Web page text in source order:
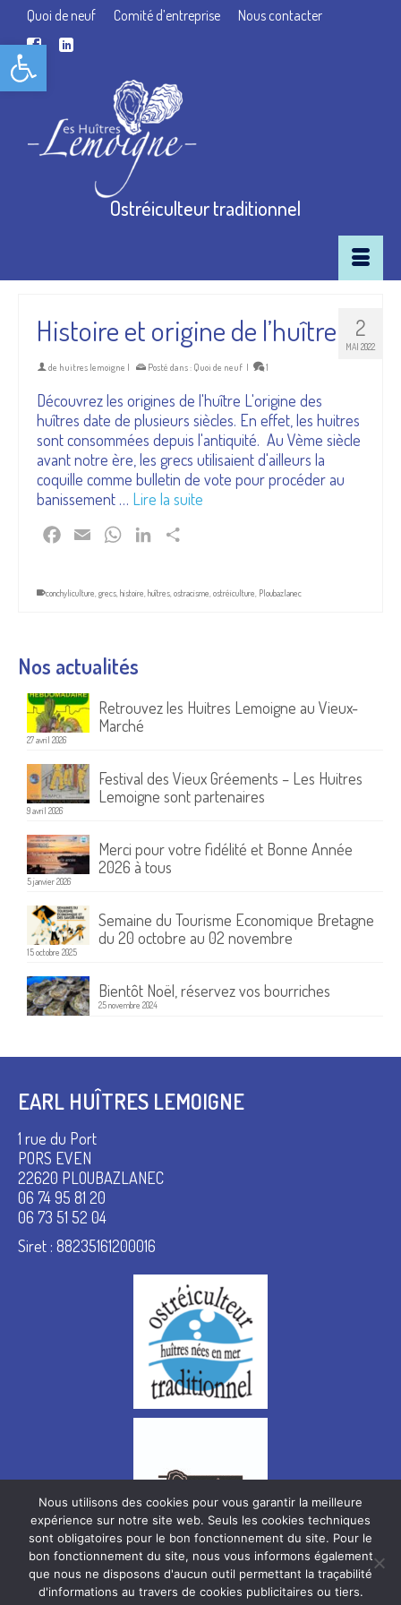
Ouvrir la barre d’outils
Quoi de neuf Comité d’entreprise Nous contacter
Ostréiculteur traditionnel
2
MAI 2022
Histoire et origine de l’huître
de huitres lemoigne | Posté dans : Quoi de neuf | 1
Découvrez les origines de l'huître L'origine des
huîtres date de plusieurs siècles. En effet, les huitres
sont consommées depuis l'antiquité. Au Vème siècle
avant notre ère, les grecs utilisaient d'ailleurs la
coquille comme bulletin de vote pour procéder au
banissement … Lire la suite
Facebook
Email WhatsApp
LinkedIn
conchyliculture grecs histoire huîtres ostracisme ostréiculture Ploubazlanec
Nos actualités
Retrouvez les Huitres Lemoigne au Vieux-
Marché
27 avril 2026
Festival des Vieux Gréements – Les Huitres
Lemoigne sont partenaires
9 avril 2026
Merci pour votre fidélité et Bonne Année
2026 à tous
5 janvier 2026
Semaine du Tourisme Economique Bretagne
du 20 octobre au 02 novembre
15 octobre 2025
Bientôt Noël, réservez vos bourriches
25 novembre 2024
EARL HUÎTRES LEMOIGNE
1 rue du Port
PORS EVEN
22620 PLOUBAZLANEC
06 74 95 81 20
06 73 51 52 04
Siret : 88235161200016
Mentions légales Plan de site Réclamation générale de la politique de confidentialité
Nous utilisons des cookies pour vous garantir la meilleure
expérience sur notre site web. Seuls les cookies techniques
sont obligatoires pour le bon fonctionnement du site. Pour le
bon fonctionnement du site, nous vous informons également
que nous ne disposons d'aucun outil permettant la traçabilité
d'informations au travers de cookies publicitaires ou tiers.